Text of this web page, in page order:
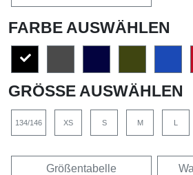
FARBE AUSWÄHLEN
GRÖSSE AUSWÄHLEN
134/146 XS S M L
Größentabelle